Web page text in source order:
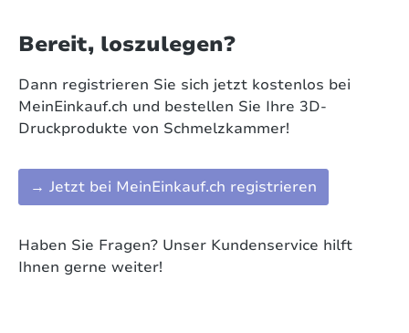
Bereit, loszulegen?
Dann registrieren Sie sich jetzt kostenlos bei
MeinEinkauf.ch und bestellen Sie Ihre 3D-
Druckprodukte von Schmelzkammer!
→ Jetzt bei MeinEinkauf.ch registrieren
Haben Sie Fragen? Unser Kundenservice hilft
Ihnen gerne weiter!